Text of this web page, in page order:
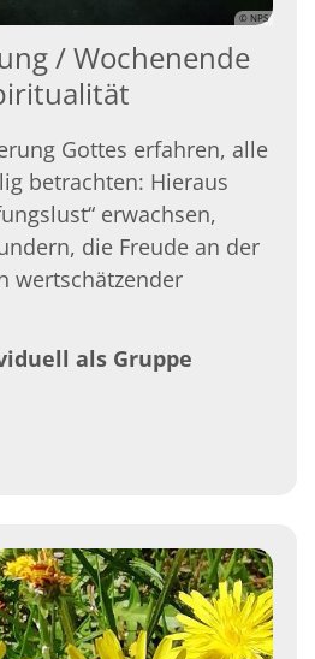
© NPS
/ Wochenende
Gottes erfahren, alle
betrachten: Hieraus
erwachsen,
die Freude an der
wertschätzender
als Gruppe